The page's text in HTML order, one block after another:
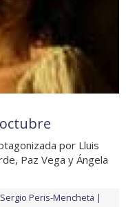
por Lluis
Paz Vega y Ángela
Sergio Peris-Mencheta